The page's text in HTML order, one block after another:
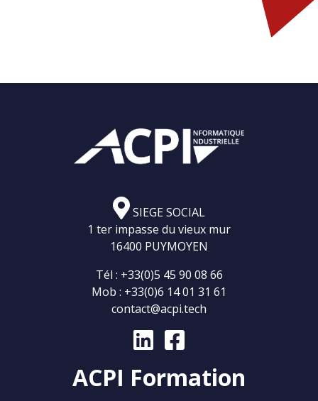
SIEGE SOCIAL
1 ter impasse du vieux mur
16400 PUYMOYEN
Tél : +33(0)5 45 90 08 66
Mob : +33(0)6 14 01 31 61
contact@acpi.tech
ACPI Formation